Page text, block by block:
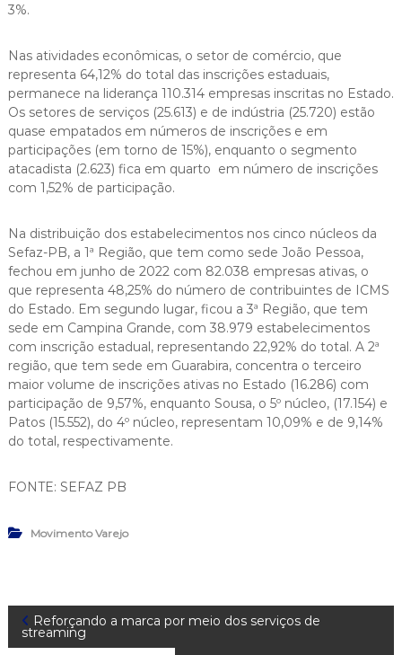
3%.
Nas atividades econômicas, o setor de comércio, que
representa 64,12% do total das inscrições estaduais,
permanece na liderança 110.314 empresas inscritas no Estado.
Os setores de serviços (25.613) e de indústria (25.720) estão
quase empatados em números de inscrições e em
participações (em torno de 15%), enquanto o segmento
atacadista (2.623) fica em quarto em número de inscrições
com 1,52% de participação.
Na distribuição dos estabelecimentos nos cinco núcleos da
Sefaz-PB, a 1ª Região, que tem como sede João Pessoa,
fechou em junho de 2022 com 82.038 empresas ativas, o
que representa 48,25% do número de contribuintes de ICMS
do Estado. Em segundo lugar, ficou a 3ª Região, que tem
sede em Campina Grande, com 38.979 estabelecimentos
com inscrição estadual, representando 22,92% do total. A 2ª
região, que tem sede em Guarabira, concentra o terceiro
maior volume de inscrições ativas no Estado (16.286) com
participação de 9,57%, enquanto Sousa, o 5º núcleo, (17.154) e
Patos (15.552), do 4º núcleo, representam 10,09% e de 9,14%
do total, respectivamente.
FONTE: SEFAZ PB
Movimento Varejo
N Reforçando a marca por meio dos serviços de
streaming